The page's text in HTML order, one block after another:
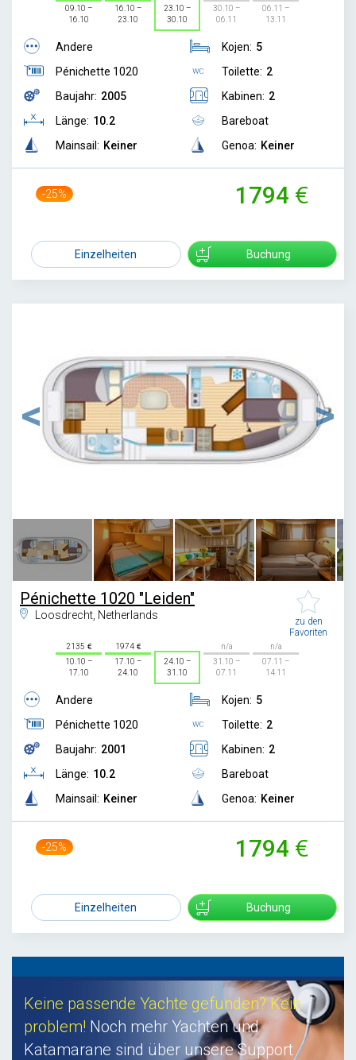
09.10 –
16.10
16.10 –
23.10
23.10 –
30.10
30.10 –
06.11
06.11 –
13.11
Andere
Pénichette 1020
Baujahr: 2005
Länge: 10.2
Mainsail: Keiner
Kojen: 5
Toilette: 2
Kabinen: 2
Bareboat
Genoa: Keiner
-25% 1794
Einzelheiten Buchung
Pénichette 1020 "Leiden"
Loosdrecht, Netherlands
zu den
Favoriten
2135
10.10 –
17.10
1974
17.10 –
24.10
24.10 –
31.10
n/a
31.10 –
07.11
n/a
07.11 –
14.11
Andere
Pénichette 1020
Baujahr: 2001
Länge: 10.2
Mainsail: Keiner
Kojen: 5
Toilette: 2
Kabinen: 2
Bareboat
Genoa: Keiner
-25% 1794
Einzelheiten Buchung
Keine passende Yachte gefunden? Kein
problem! Noch mehr Yachten und
Katamarane sind über unsere Support